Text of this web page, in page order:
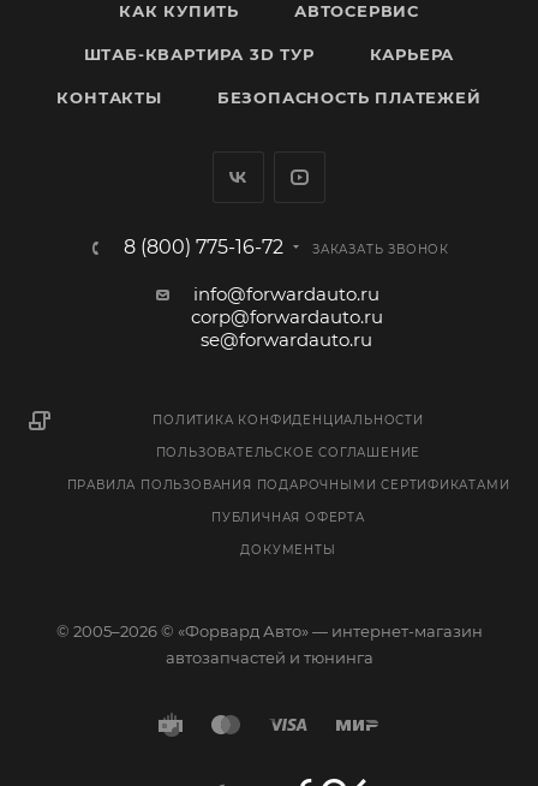
КАК КУПИТЬ АВТОСЕРВИС
ШТАБ-КВАРТИРА 3D ТУР КАРЬЕРА
КОНТАКТЫ БЕЗОПАСНОСТЬ ПЛАТЕЖЕЙ
8 (800) 775-16-72 ЗАКАЗАТЬ ЗВОНОК
info@forwardauto.ru
corp@forwardauto.ru
se@forwardauto.ru
ПОЛИТИКА КОНФИДЕНЦИАЛЬНОСТИ
ПОЛЬЗОВАТЕЛЬСКОЕ СОГЛАШЕНИЕ
ПРАВИЛА ПОЛЬЗОВАНИЯ ПОДАРОЧНЫМИ СЕРТИФИКАТАМИ
ПУБЛИЧНАЯ ОФЕРТА
ДОКУМЕНТЫ
© 2005–2026 © «Форвард Авто» — интернет-магазин
автозапчастей и тюнинга